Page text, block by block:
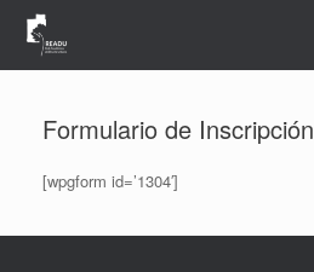
Saltar
contenido
Formulario de Inscripción
[wpgform id=’1304′]